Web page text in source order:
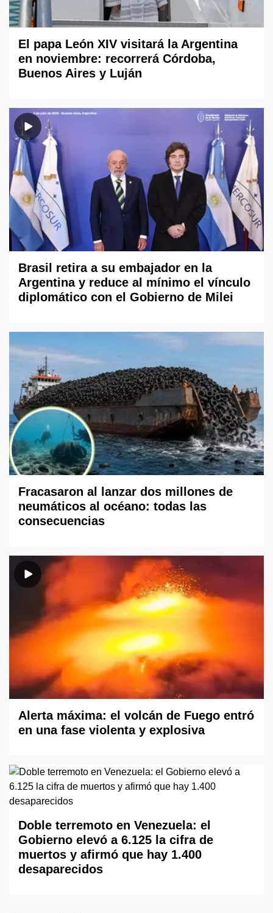
El papa León XIV visitará la Argentina
en noviembre: recorrerá Córdoba,
Buenos Aires y Luján
Brasil retira a su embajador en la
Argentina y reduce al mínimo el vínculo
diplomático con el Gobierno de Milei
Fracasaron al lanzar dos millones de
neumáticos al océano: todas las
consecuencias
Alerta máxima: el volcán de Fuego entró
en una fase violenta y explosiva
Doble terremoto en Venezuela: el
Gobierno elevó a 6.125 la cifra de
muertos y afirmó que hay 1.400
desaparecidos